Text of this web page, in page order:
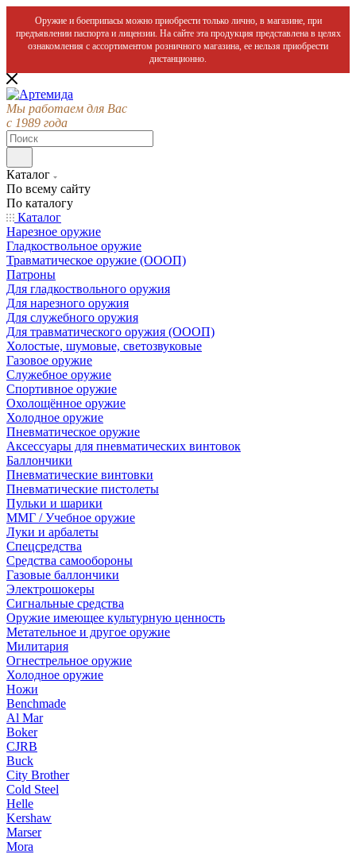
Оружие и боеприпасы можно приобрести только лично, в магазине, при
предъявлении паспорта и лицензии. На сайте эта продукция представлена в целях
ознакомления с ассортиментом розничного магазина, ее нельзя приобрести
дистанционно.
Мы работаем для Вас
с 1989 года
Каталог
По всему сайту
По каталогу
Каталог
Нарезное оружие
Гладкоствольное оружие
Травматическое оружие (ОООП)
Патроны
Для гладкоствольного оружия
Для нарезного оружия
Для служебного оружия
Для травматического оружия (ОООП)
Холостые, шумовые, светозвуковые
Газовое оружие
Служебное оружие
Спортивное оружие
Охолощённое оружие
Холодное оружие
Пневматическое оружие
Аксессуары для пневматических винтовок
Баллончики
Пневматические винтовки
Пневматические пистолеты
Пульки и шарики
ММГ / Учебное оружие
Луки и арбалеты
Спецсредства
Средства самообороны
Газовые баллончики
Электрошокеры
Сигнальные средства
Оружие имеющее культурную ценность
Метательное и другое оружие
Милитария
Огнестрельное оружие
Холодное оружие
Ножи
Benchmade
Al Mar
Boker
CJRB
Buck
City Brother
Cold Steel
Helle
Kershaw
Marser
Mora